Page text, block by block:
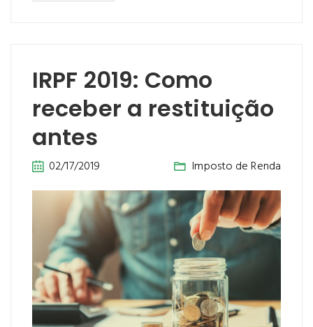
IRPF 2019: Como
receber a restituição
antes
02/17/2019 Imposto de Renda